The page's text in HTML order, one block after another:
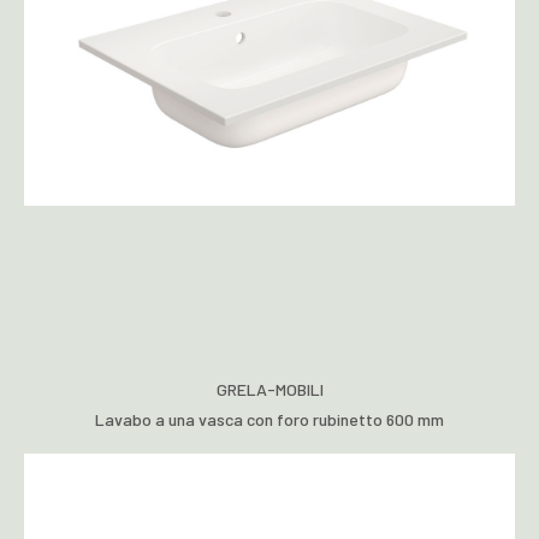
GRELA-MOBILI
Lavabo a una vasca con foro rubinetto 600 mm